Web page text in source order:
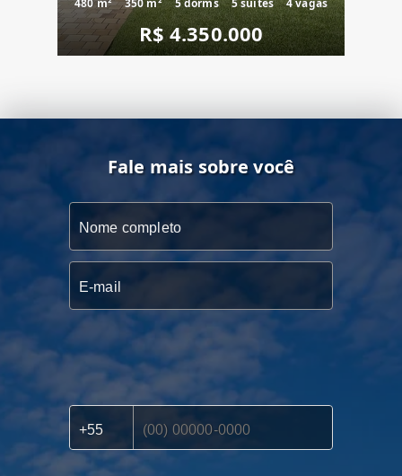
R$ 4.350.000
Fale mais sobre você